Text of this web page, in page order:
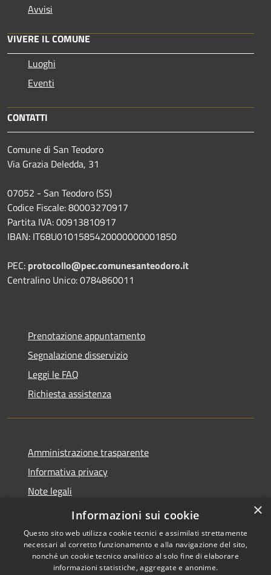
Avvisi
VIVERE IL COMUNE
Luoghi
Eventi
CONTATTI
Comune di San Teodoro
Via Grazia Deledda, 31
07052 - San Teodoro (SS)
Codice Fiscale: 80003270917
Partita IVA: 00913810917
IBAN: IT68U0101585420000000001850
PEC: protocollo@pec.comunesanteodoro.it
Centralino Unico: 0784860011
Prenotazione appuntamento
Segnalazione disservizio
Leggi le FAQ
Richiesta assistenza
Amministrazione trasparente
Informativa privacy
Note legali
Dichiarazione di accessibilità
Copyright © 2026 • Comune di
×
Informazioni sui cookie
Questo sito web utilizza cookie tecnici e assimilati strettamente
necessari al corretto funzionamento e alla navigazione del sito,
nonché un cookie tecnico analitico al solo fine di elaborare
informazioni statistiche, aggregate e anonime.